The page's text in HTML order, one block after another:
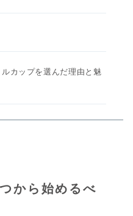
カップを選んだ理由と魅
から始めるべ